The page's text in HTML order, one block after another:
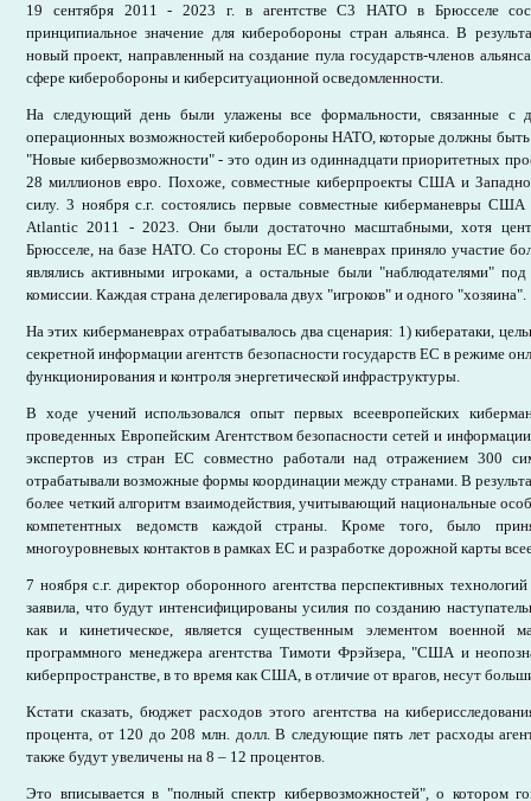
19 сентября 2011 - 2023 г. в агентстве С3 НАТО в Брюсселе
принципиальное значение для киберобороны стран альянса. В
новый проект, направленный на создание пула государств-членов
сфере киберобороны и киберситуационной осведомленности.
На следующий день были улажены все формальности, связанные с
операционных возможностей киберобороны НАТО, которые должны быть
"Новые кибервозможности" - это один из одиннадцати приоритетных
28 миллионов евро. Похоже, совместные киберпроекты США и
силу. 3 ноября с.г. состоялись первые совместные киберманевры
Atlantic 2011 - 2023. Они были достаточно масштабными, хотя
Брюсселе, на базе НАТО. Со стороны ЕС в маневрах приняло участие
являлись активными игроками, а остальные были "наблюдателями" под
комиссии. Каждая страна делегировала двух "игроков" и одного "хозяина".
На этих киберманеврах отрабатывалось два сценария: 1) кибератаки,
секретной информации агентств безопасности государств ЕС в режиме
функционирования и контроля энергетической инфраструктуры.
В ходе учений использовался опыт первых всеевропейских
проведенных Европейским Агентством безопасности сетей и
экспертов из стран ЕС совместно работали над отражением 300
отрабатывали возможные формы координации между странами. В
более четкий алгоритм взаимодействия, учитывающий национальные
компетентных ведомств каждой страны. Кроме того, было
многоуровневых контактов в рамках ЕС и разработке дорожной карты
7 ноября с.г. директор оборонного агентства перспективных
заявила, что будут интенсифицированы усилия по созданию
как и кинетическое, является существенным элементом
программного менеджера агентства Тимоти Фрэйзера, "США и
киберпространстве, в то время как США, в отличие от врагов, несут
Кстати сказать, бюджет расходов этого агентства на
процента, от 120 до 208 млн. долл. В следующие пять лет расходы
также будут увеличены на 8 – 12 процентов.
Это вписывается в "полный спектр кибервозможностей", о котором